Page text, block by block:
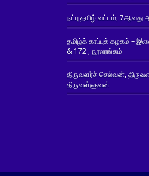
நட்பு தமிழ் வட்டம், 7ஆவது
தமிழ்க் காப்புக் கழகம் –
& 172 ; நூலரங்கம்
திருவளர்ச் செல்வன்,
திருவள்ளுவன்